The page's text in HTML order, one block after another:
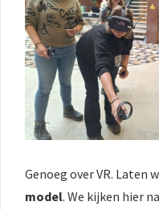
Genoeg over VR. Laten
model. We kijken hier